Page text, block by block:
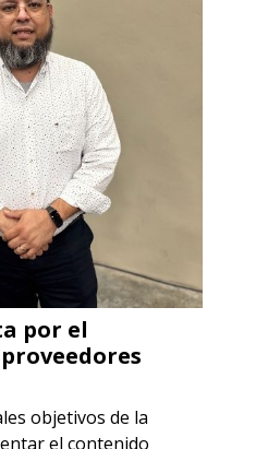
por el
objetivos de la
el contenido